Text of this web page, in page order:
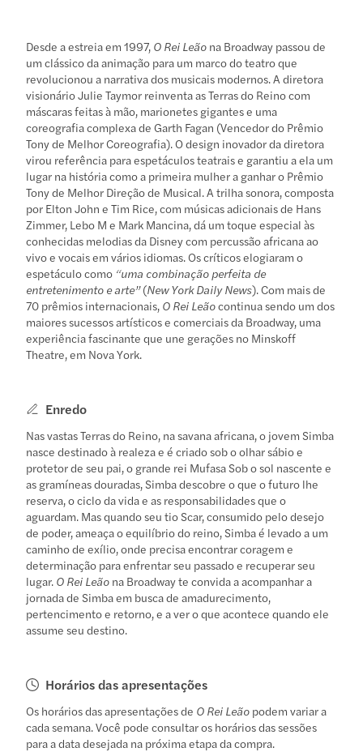
Desde a estreia em 1997, O Rei Leão na Broadway passou de
um clássico da animação para um marco do teatro que
revolucionou a narrativa dos musicais modernos. A diretora
visionário Julie Taymor reinventa as Terras do Reino com
máscaras feitas à mão, marionetes gigantes e uma
coreografia complexa de Garth Fagan (Vencedor do Prêmio
Tony de Melhor Coreografia). O design inovador da diretora
virou referência para espetáculos teatrais e garantiu a ela um
lugar na história como a primeira mulher a ganhar o Prêmio
Tony de Melhor Direção de Musical. A trilha sonora, composta
por Elton John e Tim Rice, com músicas adicionais de Hans
Zimmer, Lebo M e Mark Mancina, dá um toque especial às
conhecidas melodias da Disney com percussão africana ao
vivo e vocais em vários idiomas. Os críticos elogiaram o
espetáculo como “uma combinação perfeita de
entretenimento e arte”(New York Daily News). Com mais de
70 prêmios internacionais, O Rei Leãocontinua sendo um dos
maiores sucessos artísticos e comerciais da Broadway, uma
experiência fascinante que une gerações no Minskoff
Theatre, em Nova York.
Enredo
Nas vastas Terras do Reino, na savana africana, o jovem Simba
nasce destinado à realeza e é criado sob o olhar sábio e
protetor de seu pai, o grande rei Mufasa Sob o sol nascente e
as gramíneas douradas, Simba descobre o que o futuro lhe
reserva, o ciclo da vida e as responsabilidades que o
aguardam. Mas quando seu tio Scar, consumido pelo desejo
de poder, ameaça o equilíbrio do reino, Simba é levado a um
caminho de exílio, onde precisa encontrar coragem e
determinação para enfrentar seu passado e recuperar seu
lugar. O Rei Leão na Broadway te convida a acompanhar a
jornada de Simba em busca de amadurecimento,
pertencimento e retorno, e a ver o que acontece quando ele
assume seu destino.
Horários das apresentações
Os horários das apresentações de O Rei Leão podem variar a
cada semana. Você pode consultar os horários das sessões
para a data desejada na próxima etapa da compra.